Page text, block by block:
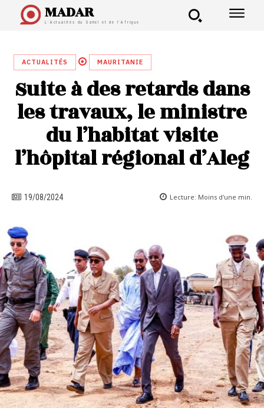
MADAR
L'Actualités du Sahel et de l'Afrique
ACTUALITÉS MAURITANIE
Suite à des retards dans
les travaux, le ministre
du l’habitat visite
l’hôpital régional d’Aleg
19/08/2024 Lecture: Moins d'une min.